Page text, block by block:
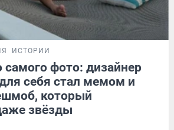
ИСТОРИИ
фото: дизайнер
себя стал мемом и
который
звёзды